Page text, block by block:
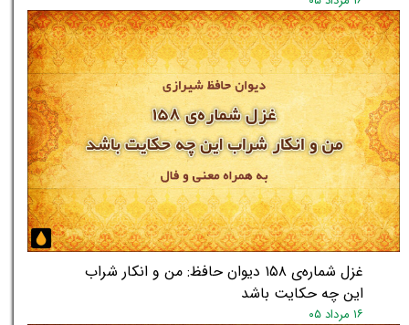
غزل شماره‌ی ۱۵۸ دیوان حافظ: من و انکار شراب
این چه حکایت باشد
۱۶ مرداد ۰۵